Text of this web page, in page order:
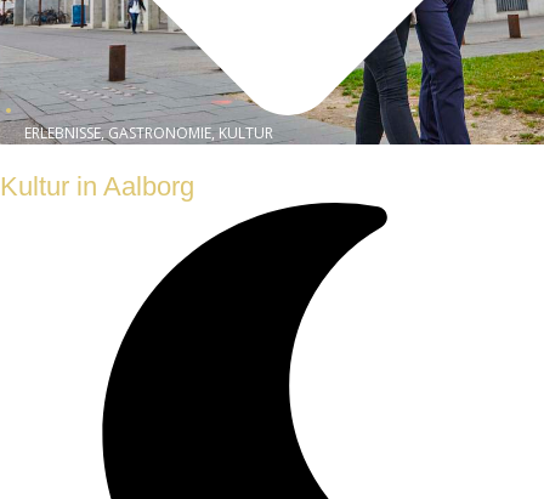
ERLEBNISSE, GASTRONOMIE, KULTUR
Kultur in Aalborg